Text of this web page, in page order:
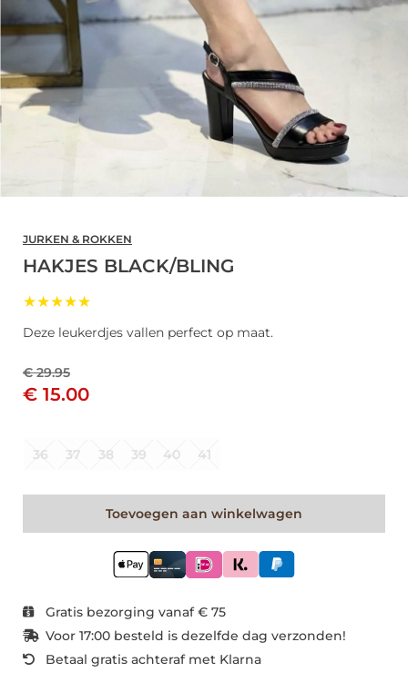
JURKEN & ROKKEN
HAKJES BLACK/BLING
★★★★★
Deze leukerdjes vallen perfect op maat.
€ 29.95
€ 15.00
36 37 38 39 40 41
Toevoegen aan winkelwagen
Gratis bezorging vanaf € 75
Voor 17:00 besteld is dezelfde dag verzonden!
Betaal gratis achteraf met Klarna